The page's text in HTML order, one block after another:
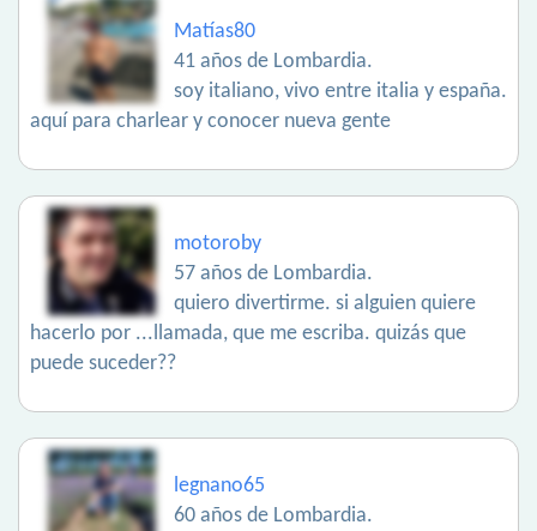
Matías80
41 años de Lombardia.
soy italiano, vivo entre italia y españa.
aquí para charlear y conocer nueva gente
motoroby
57 años de Lombardia.
quiero divertirme. si alguien quiere
hacerlo por ...llamada, que me escriba. quizás que
puede suceder??
legnano65
60 años de Lombardia.